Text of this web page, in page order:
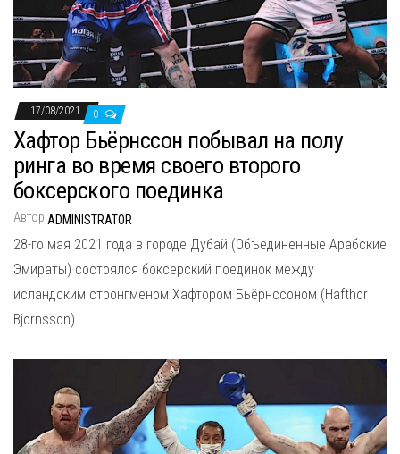
а
в
и
17/08/2021 0
Хафтор Бьёрнссон побывал на полу
ринга во время своего второго
боксерского поединка
Автор ADMINISTRATOR
28-го мая 2021 года в городе Дубай (Объединенные Арабские
Эмираты) состоялся боксерский поединок между
исландским стронгменом Хафтором Бьёрнссоном (Hafthor
Bjornsson)…